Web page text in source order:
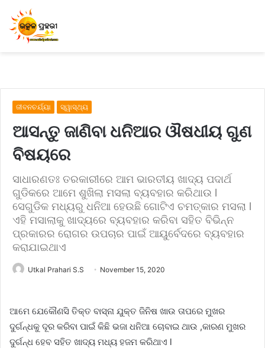
ଜୀବନଚର୍ଯ୍ୟା ସ୍ୱାସ୍ଥ୍ୟ
ଆସନ୍ତୁ ଜାଣିବା ଧନିଆର ଔଷଧୀୟ ଗୁଣ
ବିଷୟରେ
ସାଧାରଣତଃ ତରକାରୀରେ ଆମ ଭାରତୀୟ ଖାଦ୍ୟ ପଦାର୍ଥ
ଗୁଡିକରେ ଆମେ ଶୁଖିଲା ମସଲା ବ୍ୟବହାର କରିଥାଉ l
ସେଗୁଡିକ ମଧ୍ୟରୁ ଧନିଆ ହେଉଛି ଗୋଟିଏ ଚମତ୍କାର ମସଲା l
ଏହି ମସାଲାକୁ ଖାଦ୍ୟରେ ବ୍ୟବହାର କରିବା ସହିତ ବିଭିନ୍ନ
ପ୍ରକାରର ରୋଗର ଉପଚାର ପାଇଁ ଆୟୁର୍ବେଦରେ ବ୍ୟବହାର
କରାଯାଇଥାଏ
Utkal Prahari S.S November 15, 2020
ଆମେ ଯେକୌଣସି ତିକ୍ତ ବାସ୍ନା ଯୁକ୍ତ ଜିନିଷ ଖାଉ ତାପରେ ମୁଖର
ଦୁର୍ଗନ୍ଧକୁ ଦୂର କରିବା ପାଇଁ କିଛି ଭଜା ଧନିଆ ଚୋବାଇ ଥାଉ ,କାରଣ ମୁଖର
ଦୁର୍ଗନ୍ଧ ହେବ ସହିତ ଖାଦ୍ୟ ମଧ୍ୟ ହଜମ କରିଥାଏ l